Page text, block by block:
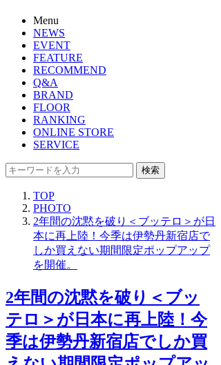
Menu
NEWS
EVENT
FEATURE
RECOMMEND
Q&A
BRAND
FLOOR
RANKING
ONLINE STORE
SERVICE
検索
TOP
PHOTO
2年間の沈黙を破り＜ブッテロ＞が日
本に再上陸！今季は伊勢丹新宿店で
しか買えない期間限定ポップアップ
を開催。
2年間の沈黙を破り＜ブッ
テロ＞が日本に再上陸！今
季は伊勢丹新宿店でしか買